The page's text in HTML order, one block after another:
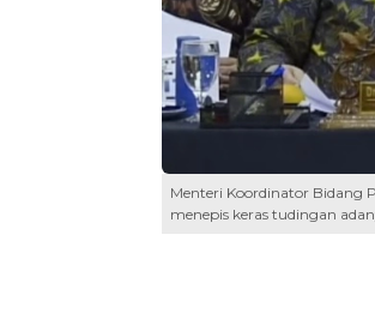
Menteri Koordinator Bidang
menepis keras tudingan